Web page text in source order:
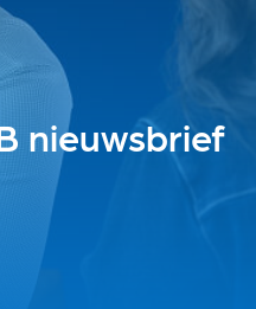
nieuwsbrief